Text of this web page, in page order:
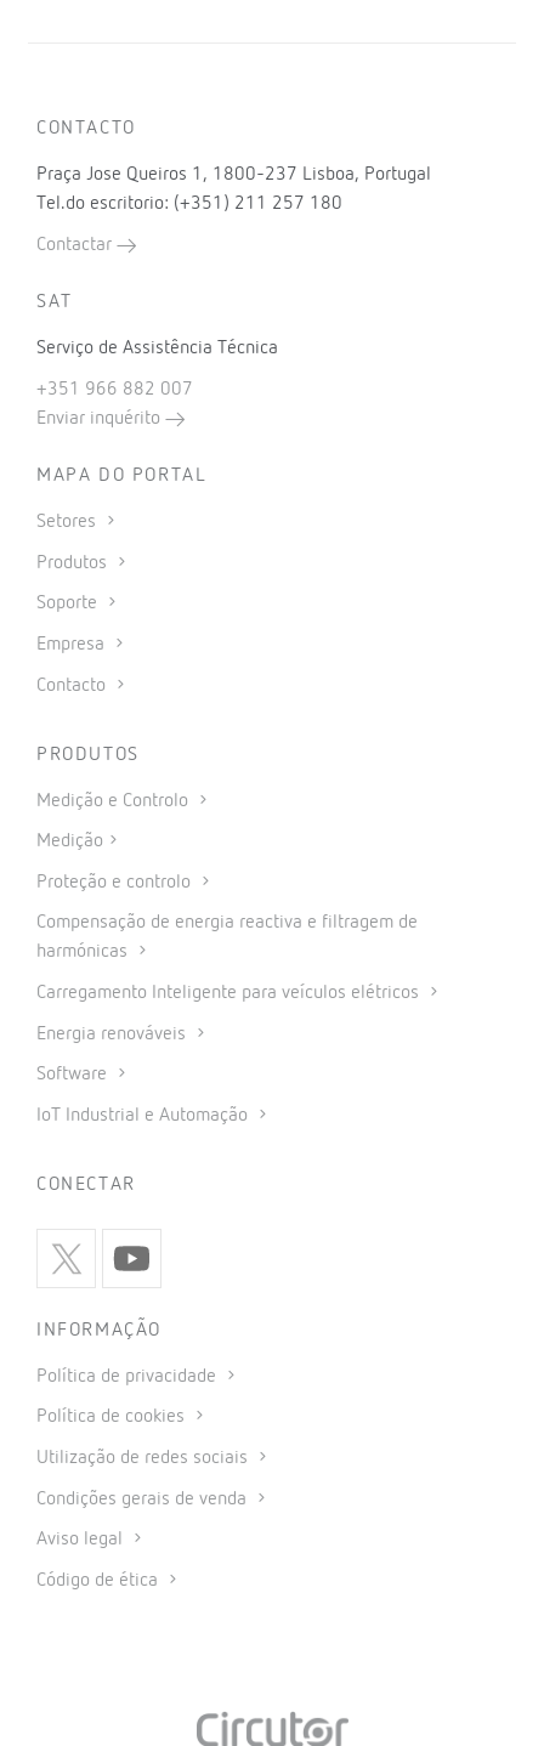
CONTACTO
Praça Jose Queiros 1, 1800-237 Lisboa, Portugal
Tel.do escritorio: (+351) 211 257 180
Contactar
SAT
Serviço de Assistência Técnica
+351 966 882 007
Enviar inquérito
MAPA DO PORTAL
Setores
Produtos
Soporte
Empresa
Contacto
PRODUTOS
Medição e Controlo
Medição
Proteção e controlo
Compensação de energia reactiva e filtragem de
harmónicas
Carregamento Inteligente para veículos elétricos
Energia renováveis
Software
IoT Industrial e Automação
CONECTAR
INFORMAÇÃO
Política de privacidade
Política de cookies
Utilização de redes sociais
Condições gerais de venda
Aviso legal
Código de ética